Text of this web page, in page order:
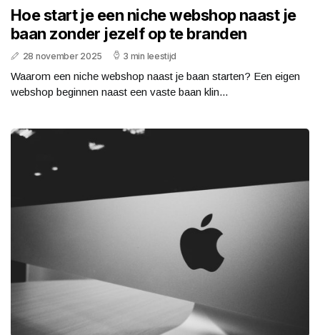
Hoe start je een niche webshop naast je
baan zonder jezelf op te branden
28 november 2025 3 min leestijd
Waarom een niche webshop naast je baan starten? Een eigen
webshop beginnen naast een vaste baan klin...